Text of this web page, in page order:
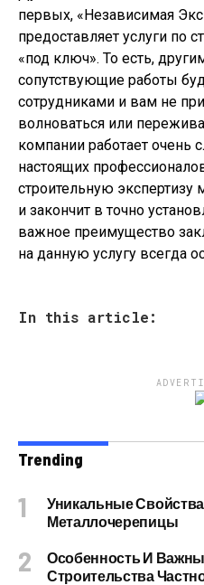
первых, «Независимая
предоставляет услуги по
«под ключ». То есть,
сопутствующие работы
сотрудниками и вам не
волноваться или
компании работает очень
настоящих
строительную экспертизу
и закончит в точно
важное преимущество
на данную услугу всегда
In this article:
Trending
Уникальные
Металлочерепицы
Особенность И
Строительства